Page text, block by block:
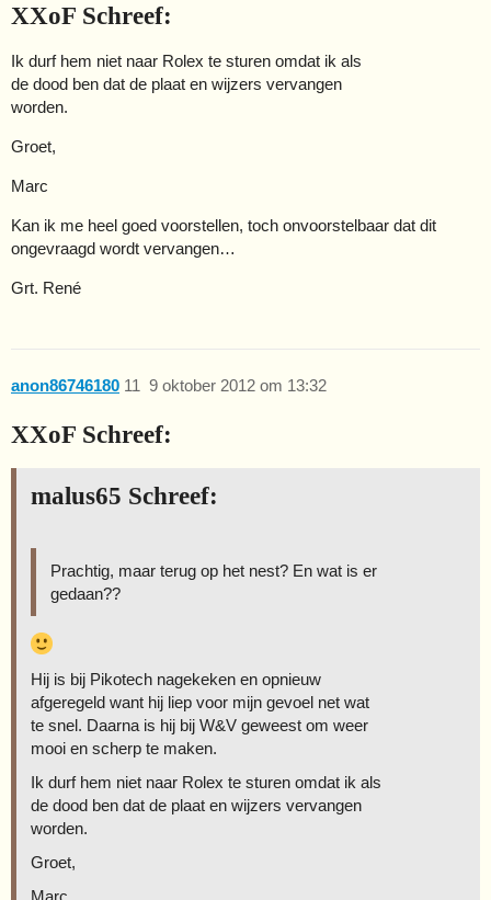
XXoF Schreef:
Ik durf hem niet naar Rolex te sturen omdat ik als
de dood ben dat de plaat en wijzers vervangen
worden.
Groet,
Marc
Kan ik me heel goed voorstellen, toch onvoorstelbaar dat dit
ongevraagd wordt vervangen…
Grt. René
anon86746180 9 oktober 2012 om 13:32
11
XXoF Schreef:
malus65 Schreef:
Prachtig, maar terug op het nest? En wat is er
gedaan??
Hij is bij Pikotech nagekeken en opnieuw
afgeregeld want hij liep voor mijn gevoel net wat
te snel. Daarna is hij bij W&V geweest om weer
mooi en scherp te maken.
Ik durf hem niet naar Rolex te sturen omdat ik als
de dood ben dat de plaat en wijzers vervangen
worden.
Groet,
Marc